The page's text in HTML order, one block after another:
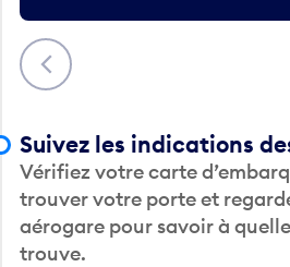
Précédent
Suivez les indications
Vérifiez votre carte
trouver votre porte et
aérogare pour savoir à
trouve.